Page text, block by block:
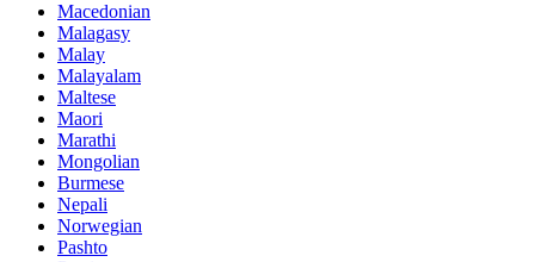
Macedonian
Malagasy
Malay
Malayalam
Maltese
Maori
Marathi
Mongolian
Burmese
Nepali
Norwegian
Pashto